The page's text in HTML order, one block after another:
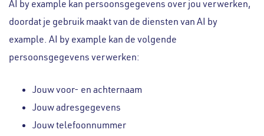
AI by example kan persoonsgegevens over jou verwerken,
doordat je gebruik maakt van de diensten van AI by
example. AI by example kan de volgende
persoonsgegevens verwerken:
Jouw voor- en achternaam
Jouw adresgegevens
Jouw telefoonnummer